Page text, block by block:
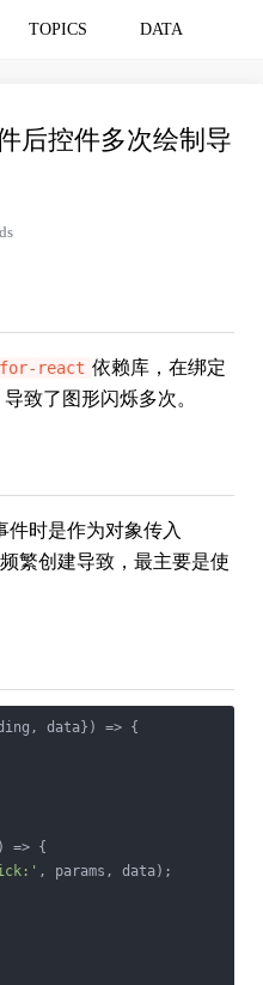
TOPICS DATA
后控件多次绘制导
react 依赖库，在绑定
致了图形闪烁多次。
件时是作为对象传入
繁创建导致，最主要是使
data} ) => {
) => {
, params, data);